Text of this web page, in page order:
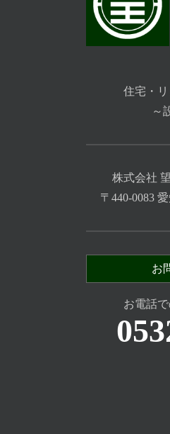
住宅・
～
株式会社
〒440-0083
お
お電話